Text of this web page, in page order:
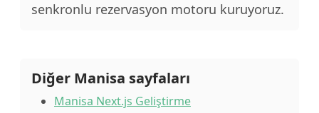
senkronlu rezervasyon motoru kuruyoruz.
Diğer Manisa sayfaları
Manisa Next.js Geliştirme